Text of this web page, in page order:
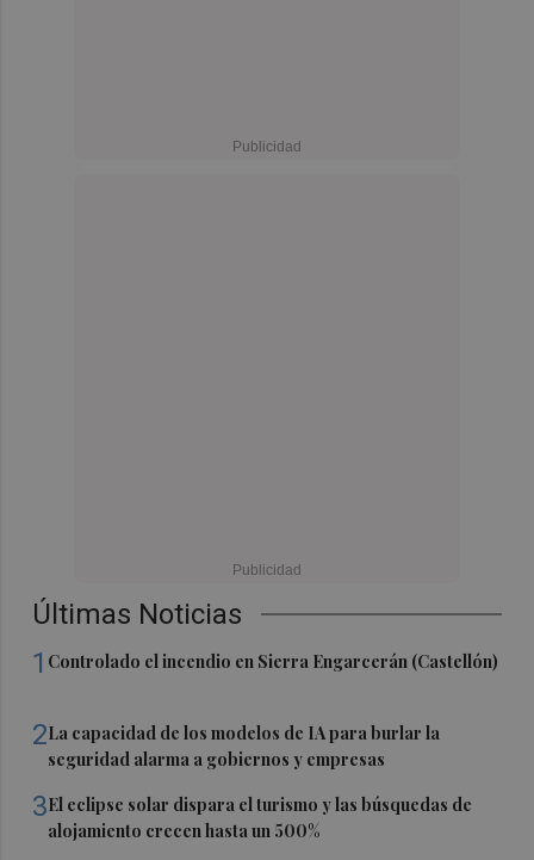
Últimas Noticias
1 Controlado el incendio en Sierra Engarcerán (Castellón)
2La capacidad de los modelos de IA para burlar la
seguridad alarma a gobiernos y empresas
3El eclipse solar dispara el turismo y las búsquedas de
alojamiento crecen hasta un 500%